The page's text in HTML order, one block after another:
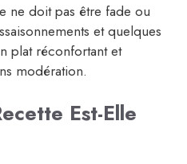
ne doit pas être fade ou
et quelques
plat réconfortant et
modération.
Est-Elle